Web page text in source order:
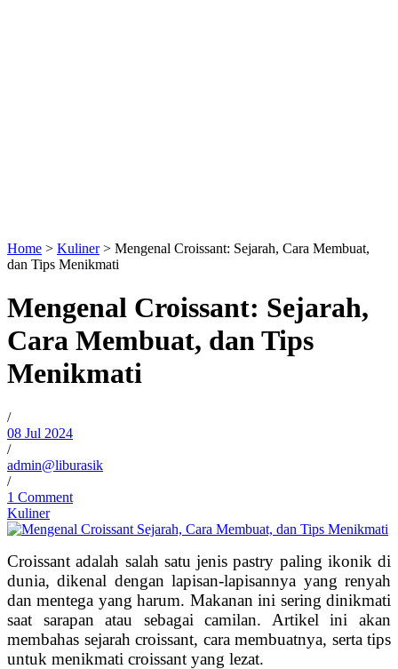
Home > Kuliner > Mengenal Croissant: Sejarah, Cara Membuat,
dan Tips Menikmati
Mengenal Croissant: Sejarah,
Cara Membuat, dan Tips
Menikmati
/
08 Jul 2024
/
admin@liburasik
/
1 Comment
Kuliner
Croissant adalah salah satu jenis pastry paling ikonik di
dunia, dikenal dengan lapisan-lapisannya yang renyah
dan mentega yang harum. Makanan ini sering dinikmati
saat sarapan atau sebagai camilan. Artikel ini akan
membahas sejarah croissant, cara membuatnya, serta tips
untuk menikmati croissant yang lezat.